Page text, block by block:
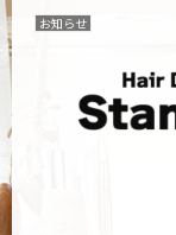
お知らせ